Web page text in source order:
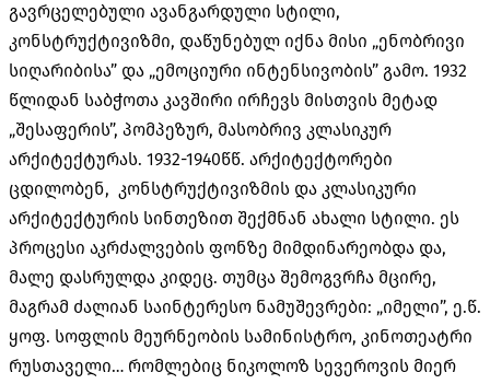
გავრცელებული ავანგარდული სტილი,
კონსტრუქტივიზმი, დაწუნებულ იქნა მისი „ენობრივი
სიღარიბისა” და „ემოციური ინტენსივობის” გამო. 1932
წლიდან საბჭოთა კავშირი ირჩევს მისთვის მეტად
„შესაფერის”, პომპეზურ, მასობრივ კლასიკურ
არქიტექტურას. 1932-1940წწ. არქიტექტორები
ცდილობენ, კონსტრუქტივიზმის და კლასიკური
არქიტექტურის სინთეზით შექმნან ახალი სტილი. ეს
პროცესი აკრძალვების ფონზე მიმდინარეობდა და,
მალე დასრულდა კიდეც. თუმცა შემოგვრჩა მცირე,
მაგრამ ძალიან საინტერესო ნამუშევრები: „იმელი”, ე.წ.
ყოფ. სოფლის მეურნეობის სამინისტრო, კინოთეატრი
რუსთაველი… რომლებიც ნიკოლოზ სევეროვის მიერ